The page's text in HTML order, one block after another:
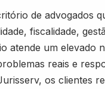
de advogados
fiscalidade,
atende um elevado
reais e
os clientes